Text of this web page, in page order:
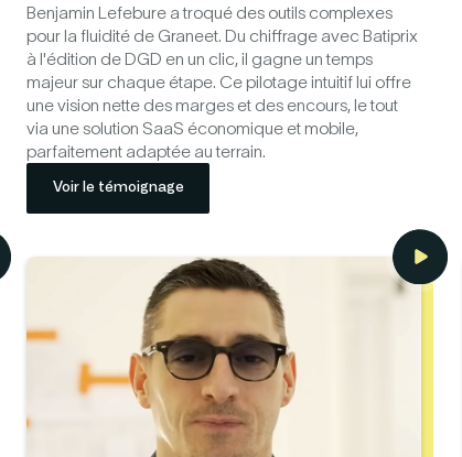
Benjamin Lefebure a troqué des outils complexes
pour la fluidité de Graneet. Du chiffrage avec Batiprix
à l'édition de DGD en un clic, il gagne un temps
majeur sur chaque étape. Ce pilotage intuitif lui offre
une vision nette des marges et des encours, le tout
via une solution SaaS économique et mobile,
parfaitement adaptée au terrain.
Voir le témoignage